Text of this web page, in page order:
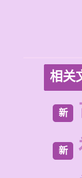
相关
新
新